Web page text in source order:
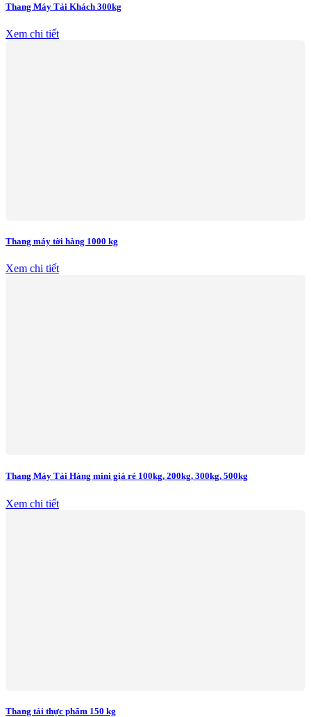
Thang Máy Tải Khách 300kg
Xem chi tiết
Thang máy tời hàng 1000 kg
Xem chi tiết
Thang Máy Tải Hàng mini giá rẻ 100kg, 200kg, 300kg, 500kg
Xem chi tiết
Thang tải thực phẩm 150 kg